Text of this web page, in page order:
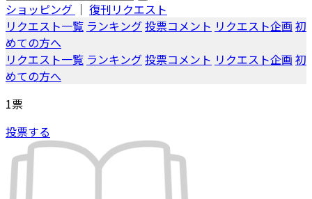
ショッピング ｜ 復刊リクエスト
リクエスト一覧 ランキング投票コメント リクエスト企画 初
めての方へ
リクエスト一覧 ランキング投票コメント リクエスト企画 初
めての方へ
1票
投票する